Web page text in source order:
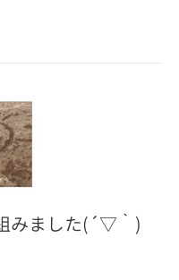
みました(´▽｀)